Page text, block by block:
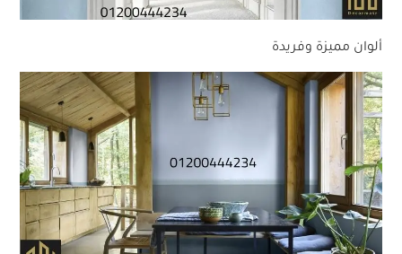
ألوان مميزة وفريدة